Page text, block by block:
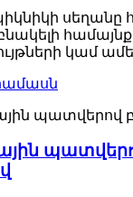
սեղանը
բնակելի
կամ